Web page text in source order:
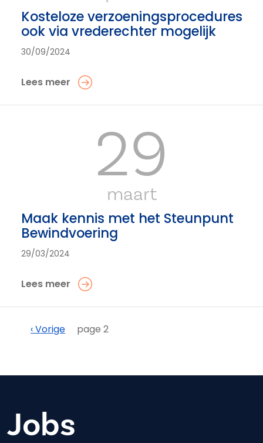
Kosteloze verzoeningsprocedures
ook via vrederechter mogelijk
30/09/2024
Lees meer
29
maart
Maak kennis met het Steunpunt
Bewindvoering
29/03/2024
Lees meer
Paginering
Vorige
‹ Vorige page 2
Jobs